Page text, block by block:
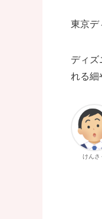
東京デ
ディズ
れる細
けんさ